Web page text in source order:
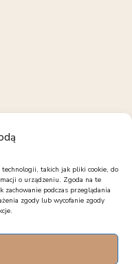
takich jak pliki cookie, do
o urządzeniu. Zgoda na te
podczas przeglądania
zgody lub wycofanie zgody